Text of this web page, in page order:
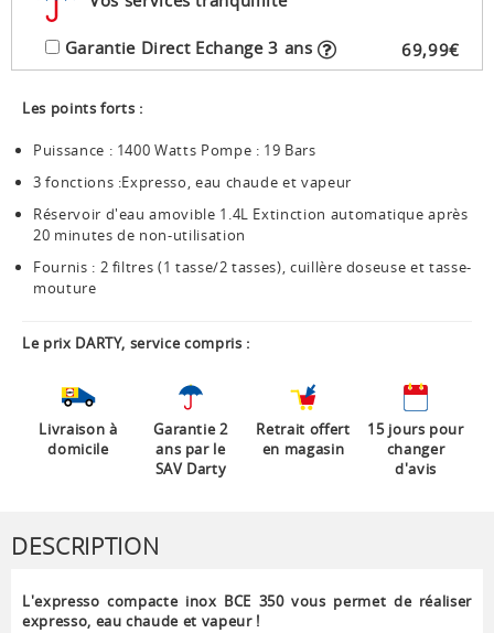
Garantie Direct Echange 3 ans 69,99€
Les points forts :
Puissance : 1400 Watts Pompe : 19 Bars
3 fonctions :Expresso, eau chaude et vapeur
Réservoir d'eau amovible 1.4L Extinction automatique après
20 minutes de non-utilisation
Fournis : 2 filtres (1 tasse/2 tasses), cuillère doseuse et tasse-
mouture
Le prix DARTY, service compris :
Livraison à
domicile
Garantie 2
ans par le
SAV Darty
Retrait offert
en magasin
15 jours pour
changer
d'avis
DESCRIPTION
L'expresso compacte inox BCE 350 vous permet de réaliser
expresso, eau chaude et vapeur !